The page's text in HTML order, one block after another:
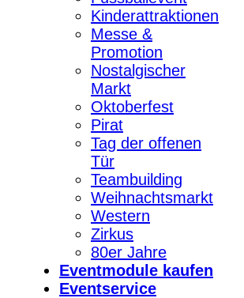
Kinderattraktionen
Messe &
Promotion
Nostalgischer
Markt
Oktoberfest
Pirat
Tag der offenen
Tür
Teambuilding
Weihnachtsmarkt
Western
Zirkus
80er Jahre
Eventmodule kaufen
Eventservice